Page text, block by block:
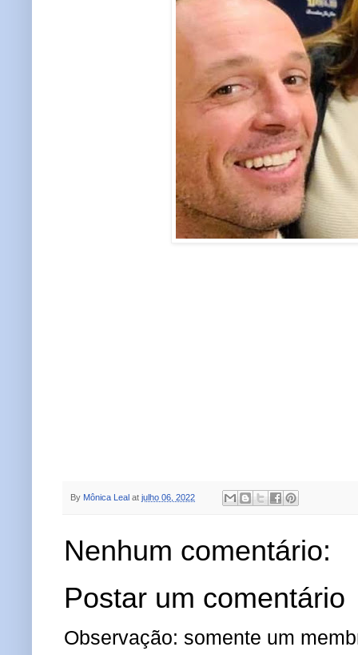
By Mônica Leal at julho 06, 2022
Nenhum comentário:
Postar um comentário
Observação: somente um